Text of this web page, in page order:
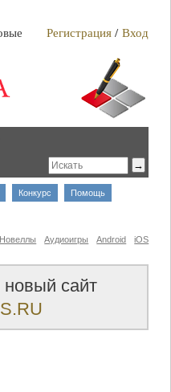
Регистрация /Вход
Конкурс Помощь
iOS
Android
Аудиоигры
Новеллы
сайт